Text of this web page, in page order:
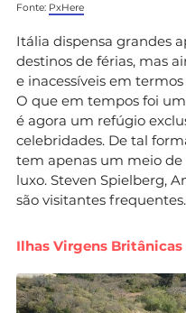
Fonte: PxHere
Itália dispensa grandes
destinos de férias, mas
e inacessíveis em
O que em tempos foi
é agora um refúgio
celebridades. De tal
tem apenas um meio de
luxo. Steven Spielberg,
são visitantes frequentes.
Ilhas Virgens Britânicas